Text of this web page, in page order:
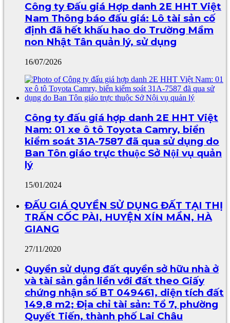
Công ty Đấu giá Hợp danh 2E HHT Việt
Nam Thông báo đấu giá: Lô tài sản cố
định đã hết khấu hao do Trường Mầm
non Nhật Tân quản lý, sử dụng
16/07/2026
Công ty đấu giá hợp danh 2E HHT Việt
Nam: 01 xe ô tô Toyota Camry, biển
kiểm soát 31A-7587 đã qua sử dụng do
Ban Tôn giáo trực thuộc Sở Nội vụ quản
lý
15/01/2024
ĐẤU GIÁ QUYỀN SỬ DỤNG ĐẤT TẠI THỊ
TRẤN CỐC PÀI, HUYỆN XÍN MẦN, HÀ
GIANG
27/11/2020
Quyền sử dụng đất quyền sở hữu nhà ở
và tài sản gắn liền với đất theo Giấy
chứng nhận số BT 049461, diện tích đất
149,8 m2; Địa chỉ tài sản: Tổ 7, phường
Quyết Tiến, thành phố Lai Châu